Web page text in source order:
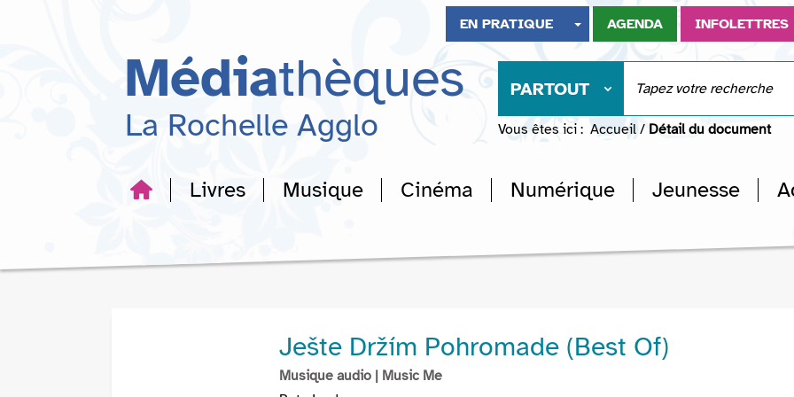
recherche
EN PRATIQUE AGENDA INFOLETTRES
Médiathèques
La Rochelle Agglo
PARTOUT
Vous êtes ici : Accueil / Détail du document
Livres Musique Cinéma Numérique Jeunesse
Ješte Držím Pohromade (Best Of)
Musique audio | Music Me